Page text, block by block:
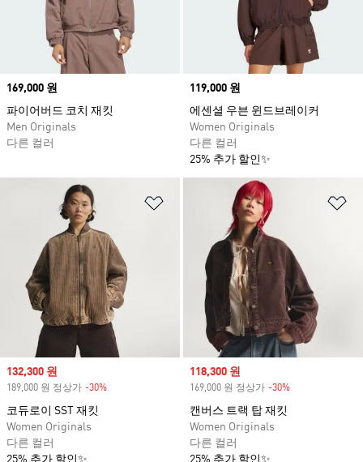
Price
169,000 원
파이어버드 코치 재킷
Men Originals
다른 컬러
Price
119,000 원
에센셜 우븐 윈드브레이커
Women Originals
다른 컬러
25% 추가 할인✨
위시리스트 담기
Sale price
132,300 원
189,000 원 정상가 -30%
코듀로이 SST 재킷
Women Originals
다른 컬러
25% 추가 할인✨
Sale price
118,300 원
169,000 원 정상가 -30%
캔버스 트랙 탑 재킷
Women Originals
다른 컬러
25% 추가 할인✨